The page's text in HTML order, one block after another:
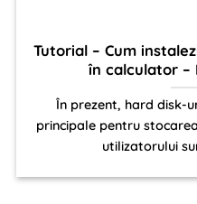
Tutorial – Cum
în calculator
În prezent, hard disk-
principale pentru
utilizatorului